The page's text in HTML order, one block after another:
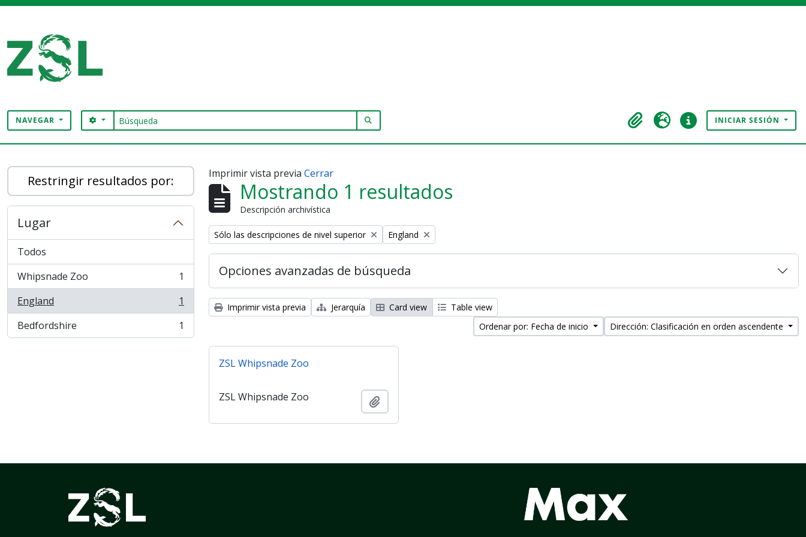
NAVEGAR Búsqueda
SEARCH OPTIONS
Portapapeles
Idioma Enlaces rápidosINICIAR SESIÓN
Restringir resultados por:
Lugar
Todos
Whipsnade Zoo
, 1 resultados
1
England
, 1 resultados
1
Bedfordshire
, 1 resultados 1
Imprimir vista previa Cerrar
Mostrando 1 resultados
Descripción archivística
Remove filter:
Sólo las descripciones de nivel superior Remove filter:
England
Opciones avanzadas de búsqueda
Imprimir vista previa Jerarquía Card view
Table view
Ordenar por: Fecha de inicio
Dirección: Clasificación en orden ascendente
ZSL Whipsnade Zoo
ZSL Whipsnade Zoo